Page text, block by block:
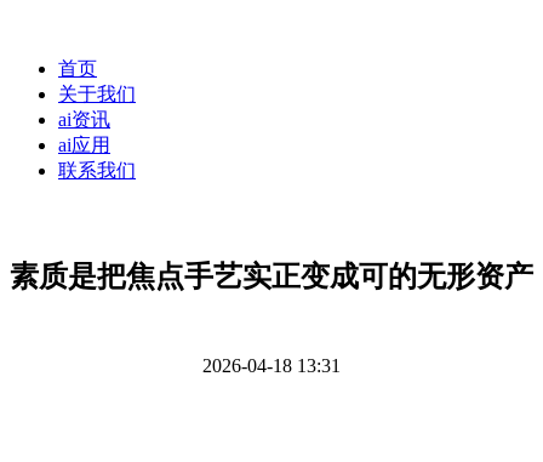
首页
关于我们
ai资讯
ai应用
联系我们
素质是把焦点手艺实正变成可的无形资产
2026-04-18 13:31